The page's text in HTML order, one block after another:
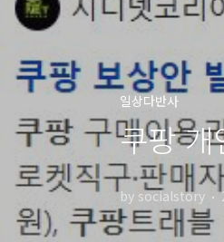
일상다반사
쿠팡 개
by socialstory